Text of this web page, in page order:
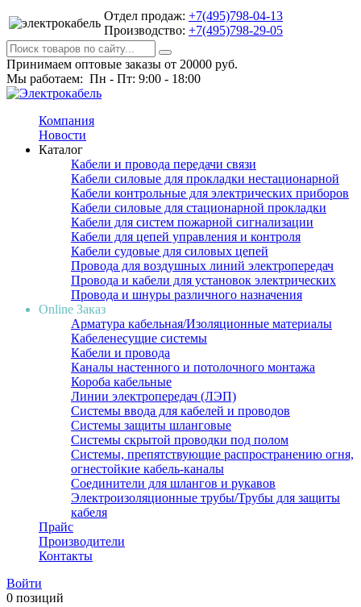
Отдел продаж: +7(495)798-04-13
Производство: +7(495)798-29-05
Принимаем оптовые заказы от 20000 руб.
Мы работаем: Пн - Пт: 9:00 - 18:00
Компания
Новости
Каталог
Кабели и провода передачи связи
Кабели силовые для прокладки нестационарной
Кабели контрольные для электрических приборов
Кабели силовые для стационарной прокладки
Кабели для систем пожарной сигнализации
Кабели для цепей управления и контроля
Кабели судовые для силовых цепей
Провода для воздушных линий электропередач
Провода и кабели для установок электрических
Провода и шнуры различного назначения
Online Заказ
Арматура кабельная/Изоляционные материалы
Кабеленесущие системы
Кабели и провода
Каналы настенного и потолочного монтажа
Короба кабельные
Линии электропередач (ЛЭП)
Системы ввода для кабелей и проводов
Системы защиты шланговые
Системы скрытой проводки под полом
Системы, препятствующие распространению огня,
огнестойкие кабель-каналы
Соединители для шлангов и рукавов
Электроизоляционные трубы/Трубы для защиты
кабеля
Прайс
Производители
Контакты
Войти
0 позиций